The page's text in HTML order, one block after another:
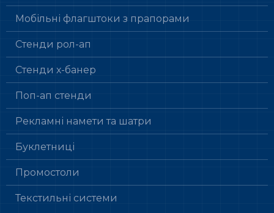
Мобільні флагштоки з прапорами
Стенди рол-ап
Стенди х-банер
Поп-ап стенди
Рекламні намети та шатри
Буклетниці
Промостоли
Текстильні системи